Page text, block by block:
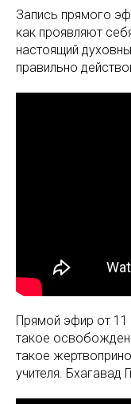
Запись прямого
как проявляют
настоящий
правильно
Прямой эфир от
такое
такое
учителя. Бхагавад